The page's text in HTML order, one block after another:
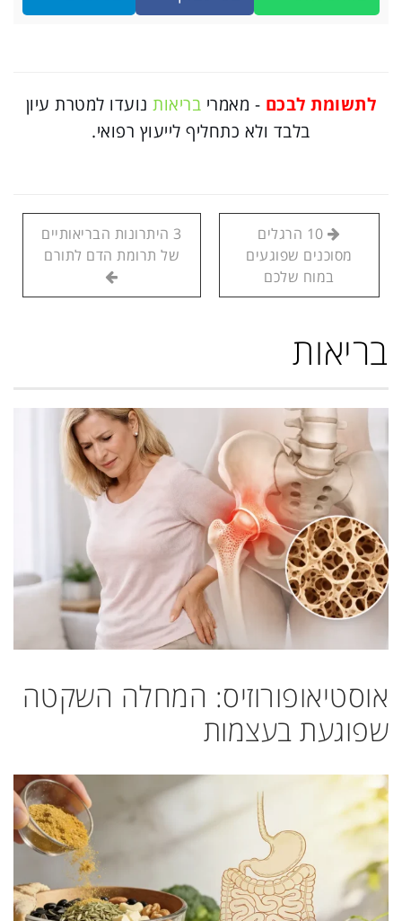
לתשומת לבכם - מאמרי בריאותנועדו למטרת עיון
בלבד ולא כתחליף לייעוץ רפואי.
10 הרגלים
מסוכנים שפוגעים
במוח שלכם
3 היתרונות הבריאותיים
של תרומת הדם לתורם
בריאות
אוסטיאופורוזיס: המחלה השקטה
שפוגעת בעצמות